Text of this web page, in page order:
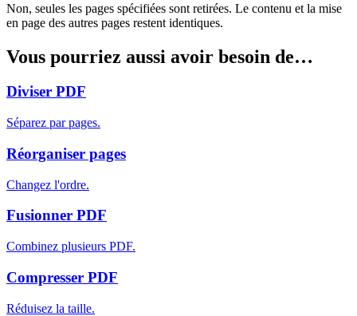
Non, seules les pages spécifiées sont retirées. Le contenu et la mise
en page des autres pages restent identiques.
Vous pourriez aussi avoir besoin de…
Diviser PDF
Séparez par pages.
Réorganiser pages
Changez l'ordre.
Fusionner PDF
Combinez plusieurs PDF.
Compresser PDF
Réduisez la taille.